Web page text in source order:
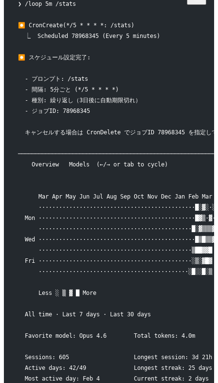
❯ /loop 5m /stats
⏺ CronCreate(*/5 * * * *: /stats)
  ⎿  Scheduled 78968345 (Every 5 minutes)
⏺ スケジュール設定完了:
  - プロンプト: /stats
  - 間隔: 5分ごと (*/5 * * * *)
  - 種別: 繰り返し（3日後に自動期限切れ）
  - ジョブID: 78968345
キャンセルする場合は CronDelete でジョブID 78968345 を指定して
    Overview   Models  (←/→ or tab to cycle)
      Mar Apr May Jun Jul Aug Sep Oct Nov Dec Jan Feb Mar
      ··············································█░▓░·░
  Mon ··············································█▓▒·▓·
      ·············································█░▓▒▒▒▓
  Wed ··············································█▒█▒▒▓
      ·············································▒██▓▓█
  Fri ·············································░▒░▓█▓
      ············································░█░░█░▒
      Less ░ ▒ ▓ █ More
  All time · Last 7 days · Last 30 days
  Favorite model: Opus 4.6        Total tokens: 4.0m
Sessions: 605                   Longest session: 3d 21h
  Active days: 42/49              Longest streak: 25 days
  Most active day: Feb 4          Current streak: 2 days